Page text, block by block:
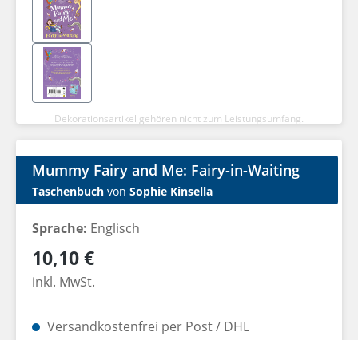
Dekorationsartikel gehören nicht zum Leistungsumfang.
Mummy Fairy and Me: Fairy-in-Waiting
Taschenbuch von Sophie Kinsella
Sprache: Englisch
Regulärer Preis:
10,10 €
inkl. MwSt.
Versandkostenfrei per Post / DHL